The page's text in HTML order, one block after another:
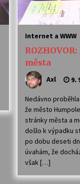
Internet a WWW
města
Axl 9.
Nedávno
že město
stránky města a
došlo k výpadku
po dobu deseti
úvahám, že
však […]